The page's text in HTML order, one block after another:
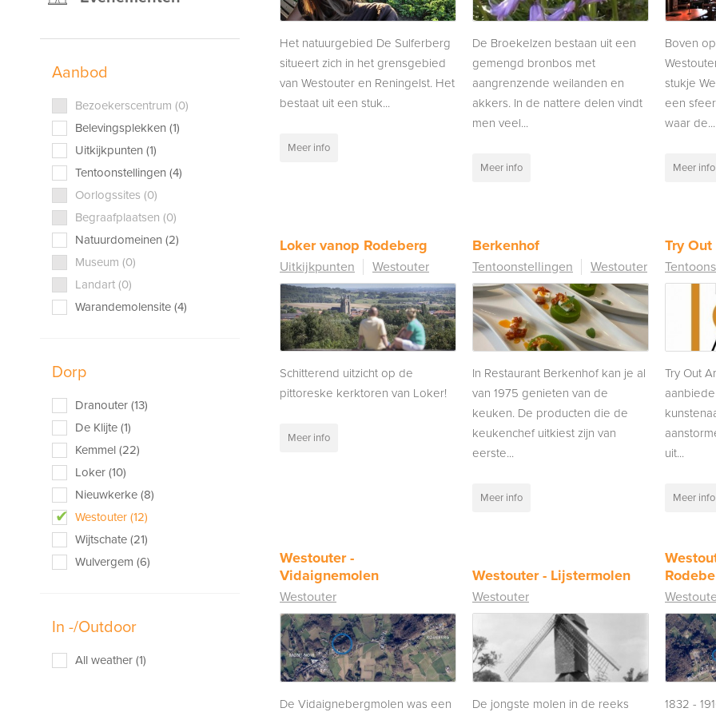
Aanbod
Bezoekerscentrum (0)
Belevingsplekken (1)
Uitkijkpunten (1)
Tentoonstellingen (4)
Oorlogssites (0)
Begraafplaatsen (0)
Natuurdomeinen (2)
Museum (0)
Landart (0)
Warandemolensite (4)
Dorp
Dranouter (13)
De Klijte (1)
Kemmel (22)
Loker (10)
Nieuwkerke (8)
Westouter (12)
Wijtschate (21)
Wulvergem (6)
In -/Outdoor
All weather (1)
Het natuurgebied De Sulferberg
situeert zich in het grensgebied
van Westouter en Reningelst. Het
bestaat uit een stuk...
Meer info
De Broekelzen bestaan uit een
gemengd bronbos met
aangrenzende weilanden en
akkers. In de nattere delen vindt
men veel...
Meer info
Boven
stukje
een
waar de...
Meer info
Loker vanop Rodeberg
Uitkijkpunten Westouter
Schitterend uitzicht op de
pittoreske kerktoren van Loker!
Meer info
Berkenhof
Tentoonstellingen Westouter
In Restaurant Berkenhof kan je al
van 1975 genieten van de
keuken. De producten die de
keukenchef uitkiest zijn van
eerste...
Meer info
Try
Try Out
uit...
Meer info
Westouter -
Vidaignemolen
Westouter
De Vidaignebergmolen was een
Westouter - Lijstermolen
Westouter
De jongste molen in de reeks 1832 -